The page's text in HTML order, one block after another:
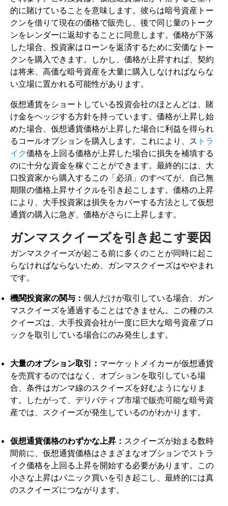
的に賭けていることを意味します。彼らは暗号資産トー
クンを借りて現在の価格で販売し、後で同じ量のトーク
ンをレンダーに返却することに同意します。価格が下落
した場合、投資家はローンを返済するために安価なトー
クンを購入できます。しかし、価格が上昇すれば、契約
は将来、高価な暗号資産を大量に購入しなければならな
い立場に置かれる可能性があります。
仮想通貨をショートしている投資会社のほとんどは、賭
け金をヘッジする方針を持っています。価格が上昇し始
めた場合、仮想通貨価格が上昇した場合に利益を得られ
るコールオプションを購入します。これにより、ス トラ
イク価格を上回る価格が上昇した場合に損失を補填する
のに十分な資金を稼ぐことができます。最終的には、大
口投資家から購入するこの「必須」のすべてが、自己無
期限の価格上昇サイクルを引き起こします。価格の上昇
により、大手投資家は損失をカバーする方法として仮想
通貨の購入に急ぎ、価格がさらに上昇します。
ガンマスクイーズを引き起こす要因
ガンマスクイーズが起こる前に多くのことが同時に起こ
らなければならないため、ガンマスクイーズはややまれ
です。
機関投資家の関与： 個人だけが取引している場合、ガン
マスクイーズを通過することはできません。この種のス
クイーズは、大手投資会社が一度に巨大な暗号資産ブロ
ックを取引している場合にのみ発生します。
大量のオプション取引： マーケットメイカーが仮想通貨
を売買するのではなく、オプションを取引している場
合、条件はガンマ線のスクイーズを好むようになりま
す。したがって、デリバティブ市場で販売可能な暗号資
産では、スクイーズが発生しているのがわかります。
仮想通貨価格のわずかな上昇： スクイーズが始まる数時
間前に、仮想通貨価格はさまざまなオプションでストラ
イク価格を上回る上昇を開始する必要があります。この
小さな上昇はパニック買いを引き起こし、最終的には真
のスクイーズにつながります。